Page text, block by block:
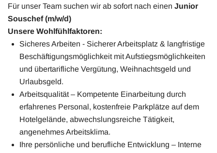
Für unser Team suchen wir ab sofort nach einen Junior
Souschef (m/w/d)
Unsere Wohlfühlfaktoren:
Sicheres Arbeiten - Sicherer Arbeitsplatz & langfristige
Beschäftigungsmöglichkeit mit Aufstiegsmöglichkeiten
und übertarifliche Vergütung, Weihnachtsgeld und
Urlaubsgeld.
Arbeitsqualität – Kompetente Einarbeitung durch
erfahrenes Personal, kostenfreie Parkplätze auf dem
Hotelgelände, abwechslungsreiche Tätigkeit,
angenehmes Arbeitsklima.
Ihre persönliche und berufliche Entwicklung – Interne